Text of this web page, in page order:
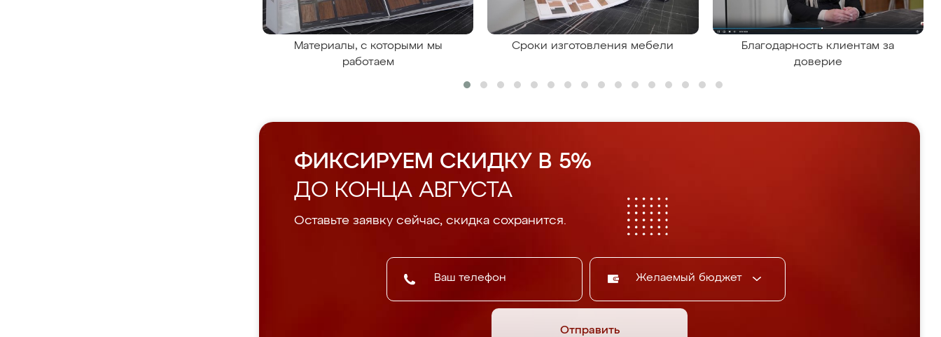
Материалы, с которыми мы
работаем
Сроки изготовления мебели
Благодарность клиентам за
доверие
ФИКСИРУЕМ СКИДКУ В 5%
ДО КОНЦА АВГУСТА
Оставьте заявку сейчас, скидка сохранится.
Желаемый бюджет
Отправить